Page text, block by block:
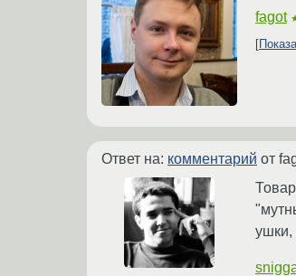
fagot
Ответ на: комментарий от
ушки,